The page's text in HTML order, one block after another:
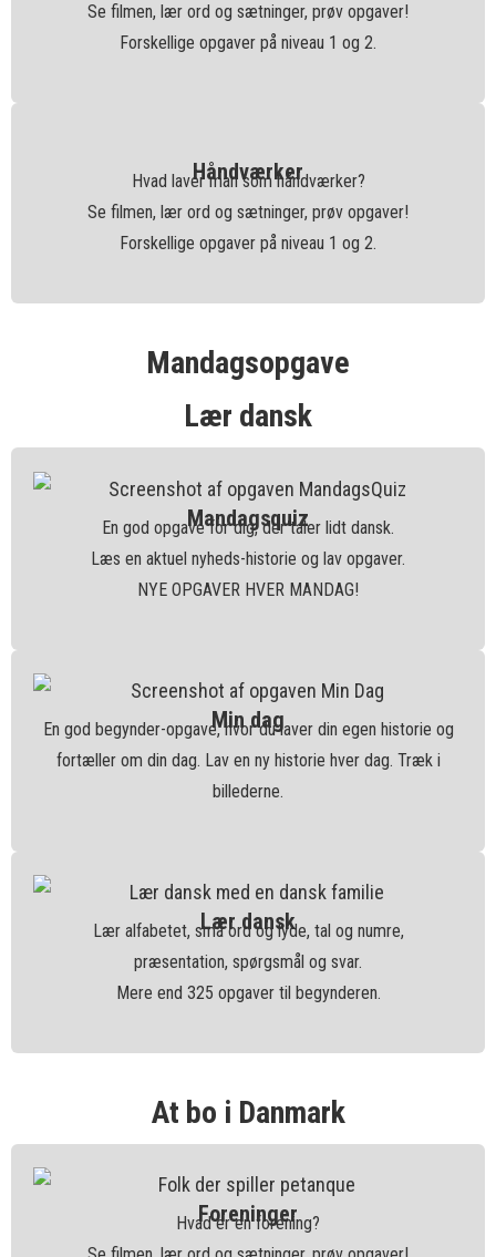
Se filmen, lær ord og sætninger, prøv opgaver!
Forskellige opgaver på niveau 1 og 2.
Håndværker
Hvad laver man som håndværker?
Se filmen, lær ord og sætninger, prøv opgaver!
Forskellige opgaver på niveau 1 og 2.
Mandagsopgave
Lær dansk
Mandagsquiz
En god opgave for dig, der taler lidt dansk.
Læs en aktuel nyheds-historie og lav opgaver.
NYE OPGAVER HVER MANDAG!
Min dag
En god begynder-opgave, hvor du laver din egen historie og
fortæller om din dag. Lav en ny historie hver dag. Træk i
billederne.
Lær dansk
Lær alfabetet, små ord og lyde, tal og numre,
præsentation, spørgsmål og svar.
Mere end 325 opgaver til begynderen.
At bo i Danmark
Foreninger
Hvad er en forening?